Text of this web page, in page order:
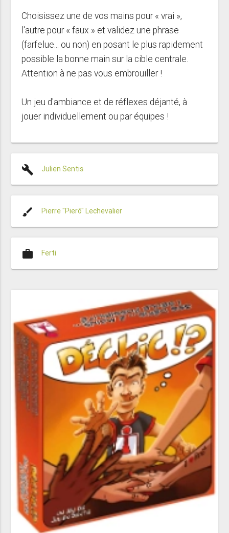
Choisissez une de vos mains pour « vrai »,
l'autre pour « faux » et validez une phrase
(farfelue... ou non) en posant le plus rapidement
possible la bonne main sur la cible centrale.
Attention à ne pas vous embrouiller !
Un jeu d'ambiance et de réflexes déjanté, à
jouer individuellement ou par équipes !
build Julien Sentis
brush Pierre "Pierô" Lechevalier
work Ferti